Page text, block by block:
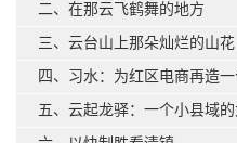
二、在那云飞鹤舞的地方
三、云台山上那朵灿烂的山花
四、习水：为红区电商再造
五、云起龙驿：一个小县域